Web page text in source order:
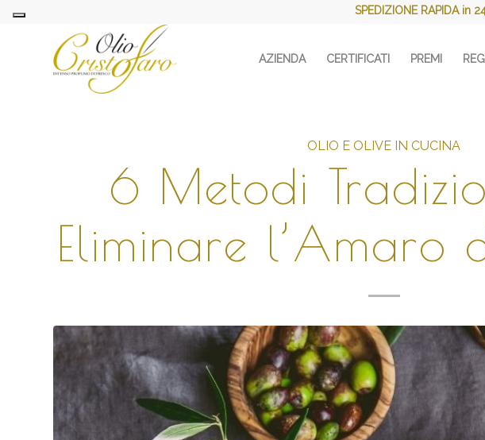
SPEDIZIONE RAPIDA in
AZIENDA CERTIFICATI PREMI
OLIO E OLIVE IN CUCINA
6 Metodi
Eliminare l’Amaro